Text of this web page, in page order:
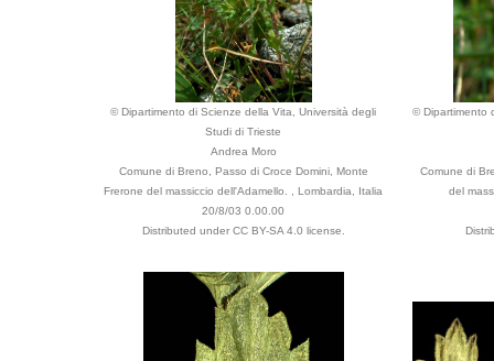
© Dipartimento di Scienze della Vita, Università degli
Studi di Trieste
Andrea Moro
Comune di Breno, Passo di Croce Domini, Monte
Frerone del massiccio dell'Adamello. , Lombardia, Italia
20/8/03 0.00.00
Distributed under CC BY-SA 4.0 license.
© Dipartimento
Comune di
del